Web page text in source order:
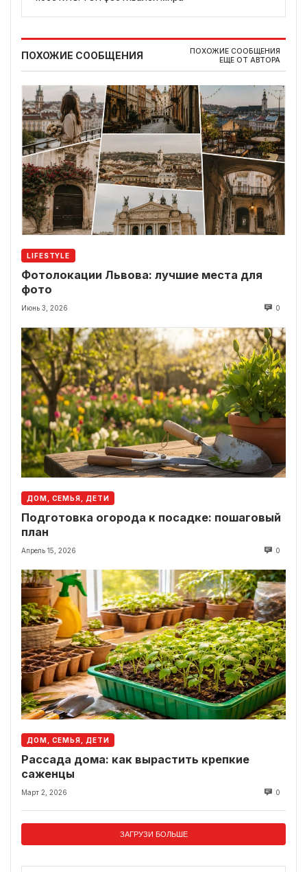
ПОХОЖИЕ СООБЩЕНИЯ
ПОХОЖИЕ СООБЩЕНИЯ
ЕЩЕ ОТ АВТОРА
LIFESTYLE
Фотолокации Львова: лучшие места для
фото
Июнь 3, 2026 0
ДОМ, СЕМЬЯ, ДЕТИ
Подготовка огорода к посадке: пошаговый
план
Апрель 15, 2026 0
ДОМ, СЕМЬЯ, ДЕТИ
Рассада дома: как вырастить крепкие
саженцы
Март 2, 2026 0
ЗАГРУЗИ БОЛЬШЕ